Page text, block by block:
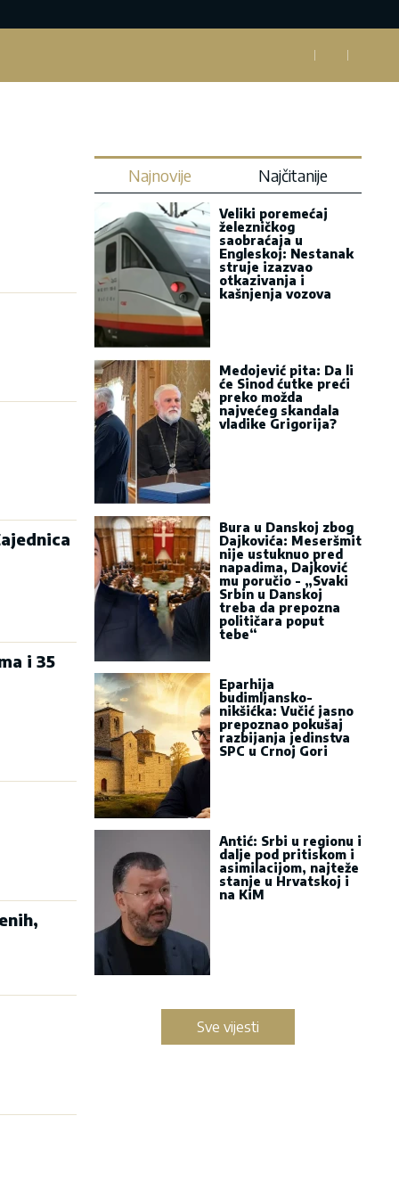
i 35
Najnovije Najčitanije
Veliki poremećaj
železničkog
saobraćaja u
Engleskoj: Nestanak
struje izazvao
otkazivanja i
kašnjenja vozova
Medojević pita: Da li
će Sinod ćutke preći
preko možda
najvećeg skandala
vladike Grigorija?
Bura u Danskoj zbog
Dajkovića: Meseršmit
nije ustuknuo pred
napadima, Dajković
mu poručio - „Svaki
Srbin u Danskoj
treba da prepozna
političara poput
tebe“
Eparhija
budimljansko-
nikšićka: Vučić jasno
prepoznao pokušaj
razbijanja jedinstva
SPC u Crnoj Gori
Antić: Srbi u regionu i
dalje pod pritiskom i
asimilacijom, najteže
stanje u Hrvatskoj i
na KiM
Sve vijesti